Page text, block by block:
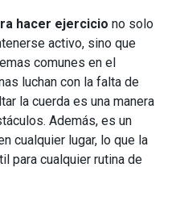
hacer ejercicio no solo
activo, sino que
comunes en el
luchan con la falta de
la cuerda es una manera
Además, es un
cualquier lugar, lo que la
para cualquier rutina de